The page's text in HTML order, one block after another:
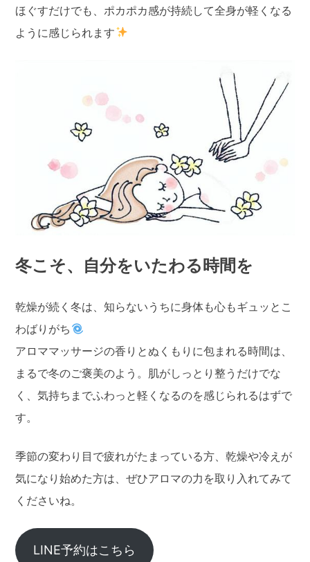
ほぐすだけでも、ポカポカ感が持続して全身が軽くなる
ように感じられます
冬こそ、自分をいたわる時間を
乾燥が続く冬は、知らないうちに身体も心もギュッとこ
わばりがち
アロママッサージの香りとぬくもりに包まれる時間は、
まるで冬のご褒美のよう。肌がしっとり整うだけでな
く、気持ちまでふわっと軽くなるのを感じられるはずで
す。
季節の変わり目で疲れがたまっている方、乾燥や冷えが
気になり始めた方は、ぜひアロマの力を取り入れてみて
くださいね。
LINE予約はこちら